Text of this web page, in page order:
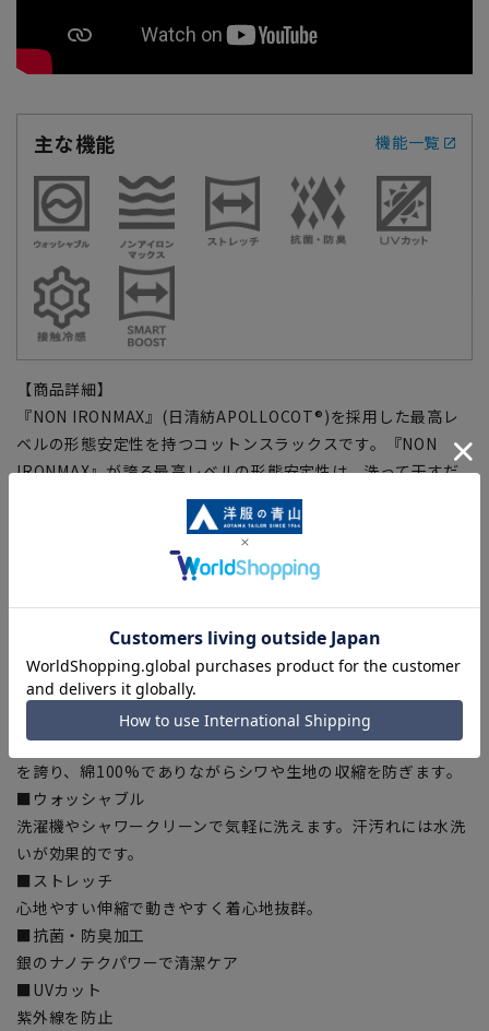
主な機能 機能一覧
【商品詳細】
『NON IRONMAX』(日清紡APOLLOCOT®)を採用した最高レ
ベルの形態安定性を持つコットンスラックスです。『NON
IRONMAX』が誇る最高レベルの形態安定性は、洗って干すだ
けでアイロン掛けなしで着用いただけるレベルの仕上がりで
す。高級綿100%の柔らかさに加え、夏場に嬉しい接触冷感、
紫外線を防ぐUVカット、ナノテクパワー搭載の抗菌・防臭加工
と機能満載です。伸縮性に優れ動きやすくスッキリとしたはき
心地は、ビジネスカジュアル、タウンユースなど、多方面で幅
広く活躍します。
【仕様・機能】
■NON IRONMAX
日清紡『APOLLOCOT®』を使用した最高ランクの形態安定性
を誇り、綿100%でありながらシワや生地の収縮を防ぎます。
■ウォッシャブル
洗濯機やシャワークリーンで気軽に洗えます。汗汚れには水洗
いが効果的です。
■ストレッチ
心地やすい伸縮で動きやすく着心地抜群。
■抗菌・防臭加工
銀のナノテクパワーで清潔ケア
■UVカット
紫外線を防止